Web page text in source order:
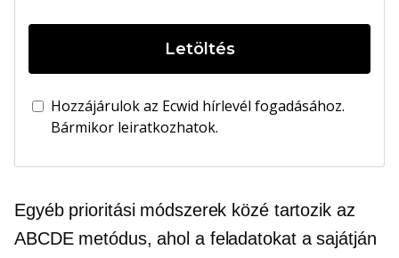
Letöltés
Hozzájárulok az Ecwid hírlevél fogadásához.
Bármikor leiratkozhatok.
Egyéb prioritási módszerek közé tartozik az
ABCDE metódus, ahol a feladatokat a sajátján